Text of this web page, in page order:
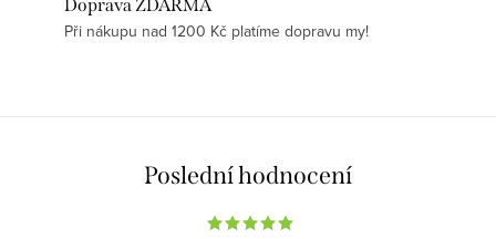
Doprava ZDARMA
Při nákupu nad 1200 Kč platíme dopravu my!
Poslední hodnocení